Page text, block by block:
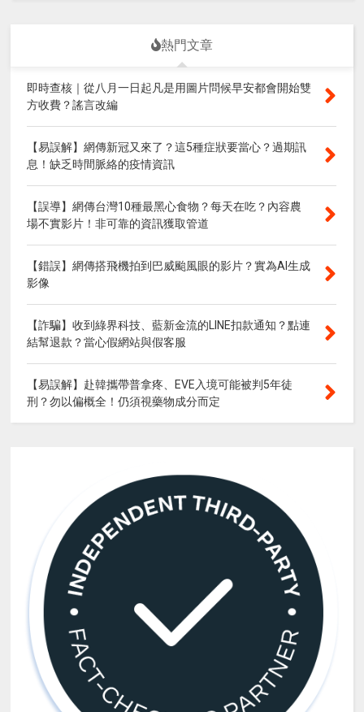
熱門文章
即時查核｜從八月一日起凡是用圖片問候早安都會開始雙
方收費？謠言改編
【易誤解】網傳新冠又來了？這5種症狀要當心？過期訊
息！缺乏時間脈絡的疫情資訊
【誤導】網傳台灣10種最黑心食物？每天在吃？內容農
場不實影片！非可靠的資訊獲取管道
【錯誤】網傳搭飛機拍到巴威颱風眼的影片？實為AI生成
影像
【詐騙】收到綠界科技、藍新金流的LINE扣款通知？點連
結幫退款？當心假網站與假客服
【易誤解】赴韓攜帶普拿疼、EVE入境可能被判5年徒
刑？勿以偏概全！仍須視藥物成分而定